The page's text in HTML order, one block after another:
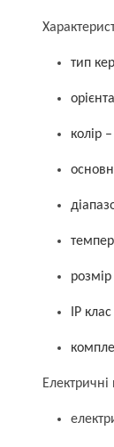
тип
колір
IP